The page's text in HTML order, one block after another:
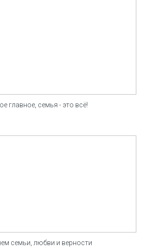
главное, семья - это всё!
семьи, любви и верности